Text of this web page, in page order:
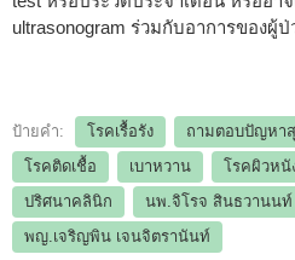
ultrasonogram ร่วมกับอาการของผู้ป่
ป้ายคำ: โรคเรื้อรัง ถามตอบปัญหา
โรคติดเชื้อ
เบาหวาน โรคผิวหนั
ปริศนาคลินิก
นพ.จิโรจ สินธวานนท์
พญ.เจริญพิน เจนจิตรานันท์